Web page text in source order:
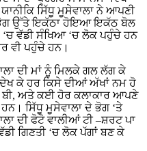
ਸਿੱਧੂ ਮੂਸੇਵਾਲਾ ਨੇ ਆਪਣੀ
ਭੋਗ ਉੱਤੇ ਇਕੱਠਾ ਹੋਇਆ ਇਕੱਠ ਬੋਲ
ਵੱਡੀ ਸੰਖਿਆ ‘ਚ ਲੋਕ ਪਹੁੰਚੇ ਹਨ
ਵੀ ਪਹੁੰਚੇ ਹਨ।
ਦੀ ਮਾਂ ਨੂੰ ਮਿਲਕੇ ਗਲ ਲੱਗ ਕੇ
ਕੇ ਹਰ ਕਿਸੇ ਦੀਆਂ ਅੱਖਾਂ ਨਮ ਹੋ
ਅਤੇ ਕਈ ਹੋਰ ਕਲਾਕਾਰ ਆਪਣੇ
ਸਿੱਧੂ ਮੂਸੇਵਾਲਾ ਦੇ ਭੋਗ ‘ਤੇ
ਦੀ ਫੋਟੋ ਵਾਲੀਆਂ ਟੀ –ਸ਼ਰਟ ਪਾ
ਗਿਣਤੀ ‘ਚ ਲੋਕ ਪੱਗਾਂ ਬਣ ਕੇ